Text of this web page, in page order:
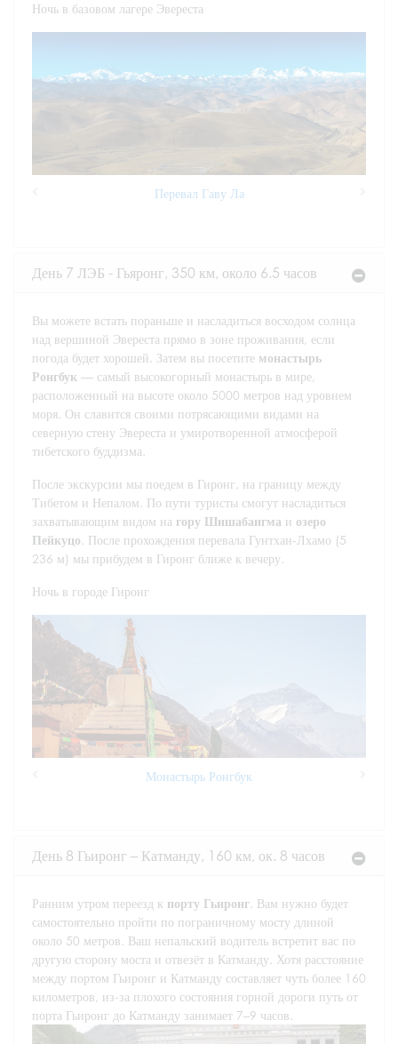
Ночь в базовом лагере Эвереста
Перевал Гаву Ла
День 7 ЛЭБ - Гьяронг, 350 км, около 6.5 часов
Вы можете встать пораньше и насладиться восходом солнца
над вершиной Эвереста прямо в зоне проживания, если
погода будет хорошей. Затем вы посетите монастырь
Ронгбук — самый высокогорный монастырь в мире,
расположенный на высоте около 5000 метров над уровнем
моря. Он славится своими потрясающими видами на
северную стену Эвереста и умиротворенной атмосферой
тибетского буддизма.
После экскурсии мы поедем в Гиронг, на границу между
Тибетом и Непалом. По пути туристы смогут насладиться
захватывающим видом на гору Шишабангма и озеро
Пейкуцо . После прохождения перевала Гунтхан-Лхамо (5
236 м) мы прибудем в Гиронг ближе к вечеру.
Ночь в городе Гиронг
Монастырь Ронгбук
День 8 Гьиронг – Катманду, 160 км, ок. 8 часов
Ранним утром переезд к порту Гьиронг . Вам нужно будет
самостоятельно пройти по пограничному мосту длиной
около 50 метров. Ваш непальский водитель встретит вас по
другую сторону моста и отвезёт в Катманду. Хотя расстояние
между портом Гьиронг и Катманду составляет чуть более 160
километров, из-за плохого состояния горной дороги путь от
порта Гьиронг до Катманду занимает 7–9 часов.